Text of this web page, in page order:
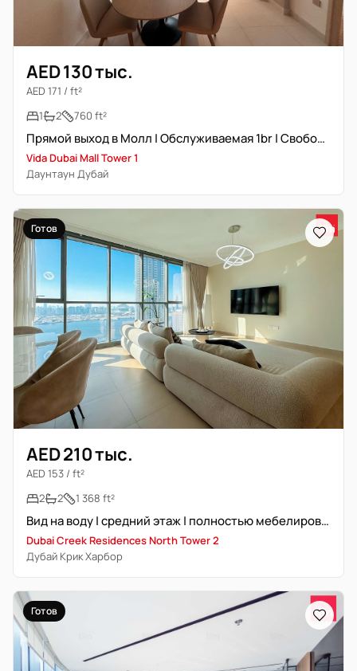
AED 130 тыс.
AED 171 / ft²
1
2 760 ft²
Прямой выход в Молл | Обслуживаемая 1br | Свободна
Vida Dubai Mall Tower 1
Даунтаун Дубай
Готов
AED 210 тыс.
AED 153 / ft²
2
2 1 368 ft²
Вид на воду | средний этаж | полностью мебелирована
Dubai Creek Residences North Tower 2
Дубай Крик Харбор
Готов